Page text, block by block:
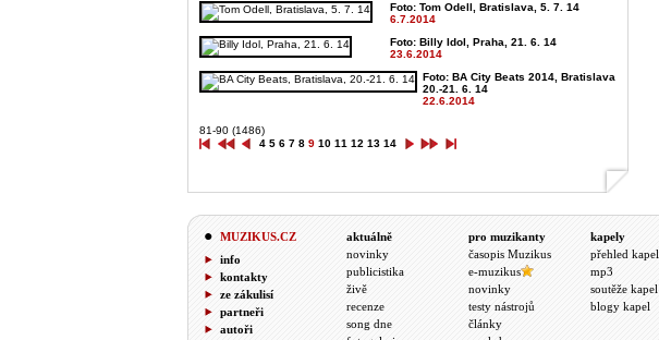
Foto: Tom Odell, Bratislava, 5. 7. 14
6.7.2014
Foto: Billy Idol, Praha, 21. 6. 14
23.6.2014
Foto: BA City Beats 2014, Bratislava
20.-21. 6. 14
22.6.2014
81-90 (1486)
4 5 6 7 8 9 10 11 12 13 14
MUZIKUS.CZ
info
kontakty
ze zákulisí
partneři
autoři
aktuálně
novinky
publicistika
živě
recenze
song dne
pro muzikanty
časopis Muzikus
e-muzikus
novinky
testy nástrojů
články
kapely
přehled kapel
mp3
soutěže kapel
blogy kapel